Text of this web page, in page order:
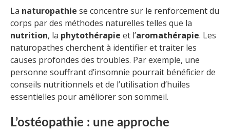
La naturopathie se concentre sur le renforcement du
corps par des méthodes naturelles telles que la
nutrition, la phytothérapie et l’aromathérapie. Les
naturopathes cherchent à identifier et traiter les
causes profondes des troubles. Par exemple, une
personne souffrant d’insomnie pourrait bénéficier de
conseils nutritionnels et de l’utilisation d’huiles
essentielles pour améliorer son sommeil.
L’ostéopathie : une approche